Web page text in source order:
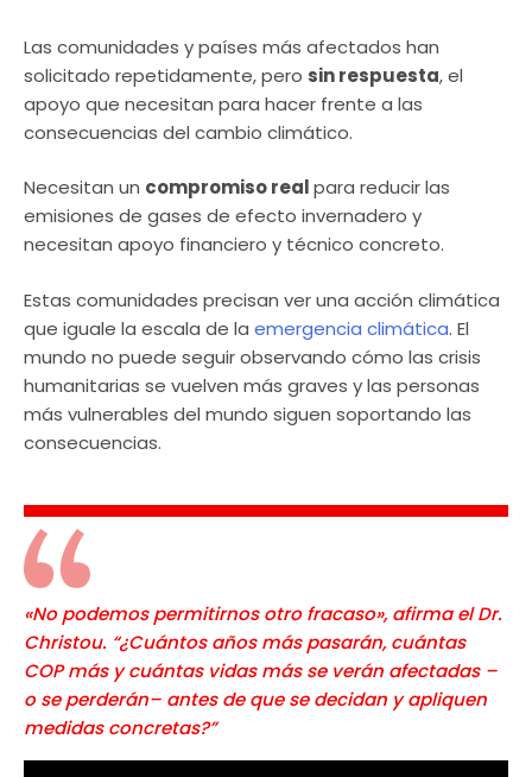
Las comunidades y países más afectados han
solicitado repetidamente, pero sin respuesta, el
apoyo que necesitan para hacer frente a las
consecuencias del cambio climático.
Necesitan un compromiso realpara reducir las
emisiones de gases de efecto invernadero y
necesitan apoyo financiero y técnico concreto.
Estas comunidades precisan ver una acción climática
que iguale la escala de la emergencia climática. El
mundo no puede seguir observando cómo las crisis
humanitarias se vuelven más graves y las personas
más vulnerables del mundo siguen soportando las
consecuencias.
«No podemos permitirnos otro fracaso», afirma el Dr.
Christou. “¿Cuántos años más pasarán, cuántas
COP más y cuántas vidas más se verán afectadas –
o se perderán– antes de que se decidan y apliquen
medidas concretas?”